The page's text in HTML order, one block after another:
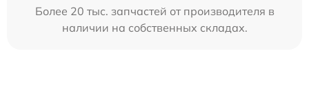
Более 20 тыс. запчастей от производителя в
наличии на собственных складах.